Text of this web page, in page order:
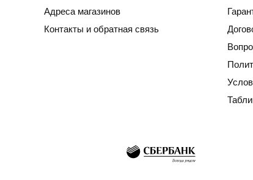
Адреса магазинов
Контакты и обратная связь